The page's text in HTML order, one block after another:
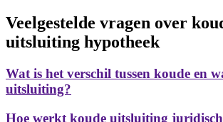
Veelgestelde vragen over
uitsluiting hypotheek
Wat is het verschil tussen koude en
uitsluiting?
Hoe werkt koude uitsluiting